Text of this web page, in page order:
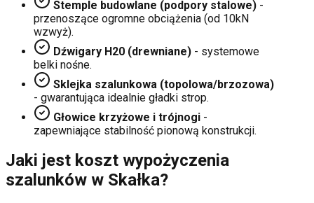
Stemple budowlane (podpory stalowe) -
przenoszące ogromne obciążenia (od 10kN
wzwyż).
Dźwigary H20 (drewniane) - systemowe
belki nośne.
Sklejka szalunkowa (topolowa/brzozowa)
- gwarantująca idealnie gładki strop.
Głowice krzyżowe i trójnogi -
zapewniające stabilność pionową konstrukcji.
Jaki jest koszt wypożyczenia
szalunków w Skałka?